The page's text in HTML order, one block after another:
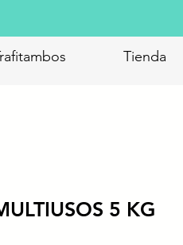
Tienda
5 KG